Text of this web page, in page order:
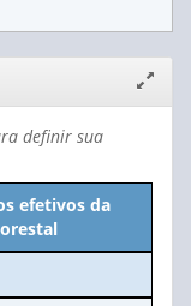
janela
definir sua
efetivos da